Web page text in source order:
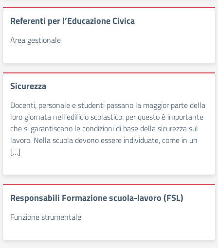
Referenti per l’Educazione Civica
Area gestionale
Sicurezza
Docenti, personale e studenti passano la maggior parte della
loro giornata nell’edificio scolastico: per questo è importante
che si garantiscano le condizioni di base della sicurezza sul
lavoro. Nella scuola devono essere individuate, come in un
[…]
Responsabili Formazione scuola-lavoro (FSL)
Funzione strumentale